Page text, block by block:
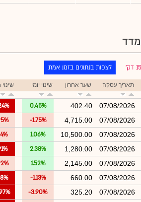
לצפות בנתונים בזמן אמת
תאריך עסקה שער אחרון שינוי יומי
07/08/2026
402.40
0.45%
07/08/2026
4,715.00
-1.75%
07/08/2026
10,500.00
1.06%
07/08/2026
1,280.00
2.38%
07/08/2026
2,145.00
1.52%
07/08/2026
660.00
-1.13%
07/08/2026
325.20
-3.90%